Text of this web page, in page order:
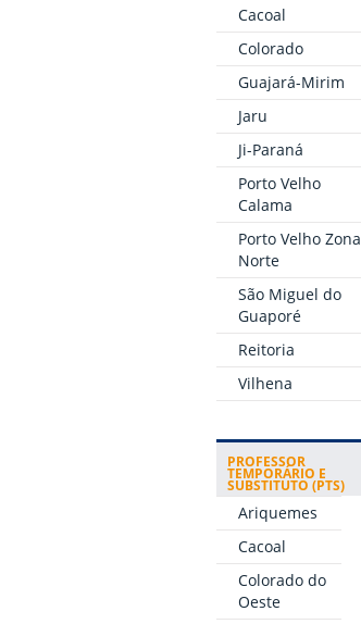
Cacoal
Colorado
Guajará-Mirim
Jaru
Ji-Paraná
Porto Velho
Calama
Porto Velho Zona
Norte
São Miguel do
Guaporé
Reitoria
Vilhena
PROFESSOR
TEMPORÁRIO E
SUBSTITUTO (PTS)
Ariquemes
Cacoal
Colorado do
Oeste